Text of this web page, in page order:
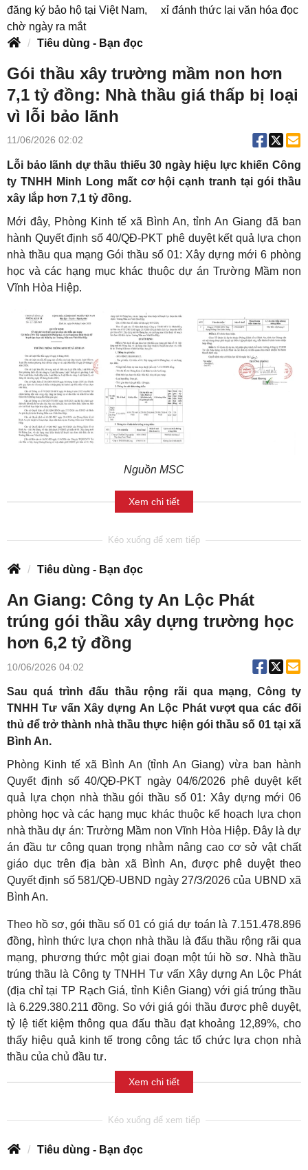
đăng ký bảo hộ tại Việt Nam,
chờ ngày ra mắt
xỉ đánh thức lại văn hóa đọc
Tiêu dùng - Bạn đọc
Gói thầu xây trường mầm non hơn
7,1 tỷ đồng: Nhà thầu giá thấp bị loại
vì lỗi bảo lãnh
11/06/2026 02:02
Lỗi bảo lãnh dự thầu thiếu 30 ngày hiệu lực khiến Công
ty TNHH Minh Long mất cơ hội cạnh tranh tại gói thầu
xây lắp hơn 7,1 tỷ đồng.
Mới đây, Phòng Kinh tế xã Bình An, tỉnh An Giang đã ban
hành Quyết định số 40/QĐ-PKT phê duyệt kết quả lựa chọn
nhà thầu qua mạng Gói thầu số 01: Xây dựng mới 6 phòng
học và các hạng mục khác thuộc dự án Trường Mầm non
Vĩnh Hòa Hiệp.
Nguồn MSC
Xem chi tiết
Tiêu dùng - Bạn đọc
An Giang: Công ty An Lộc Phát
trúng gói thầu xây dựng trường học
hơn 6,2 tỷ đồng
10/06/2026 04:02
Sau quá trình đấu thầu rộng rãi qua mạng, Công ty
TNHH Tư vấn Xây dựng An Lộc Phát vượt qua các đối
thủ để trở thành nhà thầu thực hiện gói thầu số 01 tại xã
Bình An.
Phòng Kinh tế xã Bình An (tỉnh An Giang) vừa ban hành
Quyết định số 40/QĐ-PKT ngày 04/6/2026 phê duyệt kết
quả lựa chọn nhà thầu gói thầu số 01: Xây dựng mới 06
phòng học và các hạng mục khác thuộc kế hoạch lựa chọn
nhà thầu dự án: Trường Mầm non Vĩnh Hòa Hiệp. Đây là dự
án đầu tư công quan trọng nhằm nâng cao cơ sở vật chất
giáo dục trên địa bàn xã Bình An, được phê duyệt theo
Quyết định số 581/QĐ-UBND ngày 27/3/2026 của UBND xã
Bình An.
Theo hồ sơ, gói thầu số 01 có giá dự toán là 7.151.478.896
đồng, hình thức lựa chọn nhà thầu là đấu thầu rộng rãi qua
mạng, phương thức một giai đoạn một túi hồ sơ. Nhà thầu
trúng thầu là Công ty TNHH Tư vấn Xây dựng An Lộc Phát
(địa chỉ tại TP Rạch Giá, tỉnh Kiên Giang) với giá trúng thầu
là 6.229.380.211 đồng. So với giá gói thầu được phê duyệt,
tỷ lệ tiết kiệm thông qua đấu thầu đạt khoảng 12,89%, cho
thấy hiệu quả kinh tế trong công tác tổ chức lựa chọn nhà
thầu của chủ đầu tư.
Xem chi tiết
Tiêu dùng - Bạn đọc